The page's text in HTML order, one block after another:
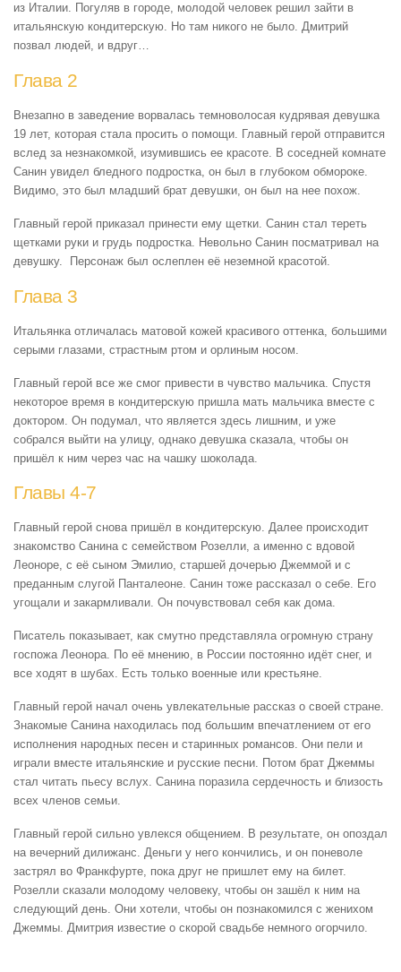
из Италии. Погуляв в городе, молодой человек решил зайти в
итальянскую кондитерскую. Но там никого не было. Дмитрий
позвал людей, и вдруг…
Глава 2
Внезапно в заведение ворвалась темноволосая кудрявая девушка
19 лет, которая стала просить о помощи. Главный герой отправится
вслед за незнакомкой, изумившись ее красоте. В соседней комнате
Санин увидел бледного подростка, он был в глубоком обмороке.
Видимо, это был младший брат девушки, он был на нее похож.
Главный герой приказал принести ему щетки. Санин стал тереть
щетками руки и грудь подростка. Невольно Санин посматривал на
девушку. Персонаж был ослеплен её неземной красотой.
Глава 3
Итальянка отличалась матовой кожей красивого оттенка, большими
серыми глазами, страстным ртом и орлиным носом.
Главный герой все же смог привести в чувство мальчика. Спустя
некоторое время в кондитерскую пришла мать мальчика вместе с
доктором. Он подумал, что является здесь лишним, и уже
собрался выйти на улицу, однако девушка сказала, чтобы он
пришёл к ним через час на чашку шоколада.
Главы 4-7
Главный герой снова пришёл в кондитерскую. Далее происходит
знакомство Санина с семейством Розелли, а именно с вдовой
Леоноре, с её сыном Эмилио, старшей дочерью Джеммой и с
преданным слугой Панталеоне. Санин тоже рассказал о себе. Его
угощали и закармливали. Он почувствовал себя как дома.
Писатель показывает, как смутно представляла огромную страну
госпожа Леонора. По её мнению, в России постоянно идёт снег, и
все ходят в шубах. Есть только военные или крестьяне.
Главный герой начал очень увлекательные рассказ о своей стране.
Знакомые Санина находилась под большим впечатлением от его
исполнения народных песен и старинных романсов. Они пели и
играли вместе итальянские и русские песни. Потом брат Джеммы
стал читать пьесу вслух. Санина поразила сердечность и близость
всех членов семьи.
Главный герой сильно увлекся общением. В результате, он опоздал
на вечерний дилижанс. Деньги у него кончились, и он поневоле
застрял во Франкфурте, пока друг не пришлет ему на билет.
Розелли сказали молодому человеку, чтобы он зашёл к ним на
следующий день. Они хотели, чтобы он познакомился с женихом
Джеммы. Дмитрия известие о скорой свадьбе немного огорчило.